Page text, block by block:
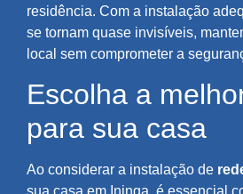
residência. Com a instalação
se tornam quase invisíveis,
local sem comprometer a
Escolha a
para sua casa
Ao considerar a instalação de